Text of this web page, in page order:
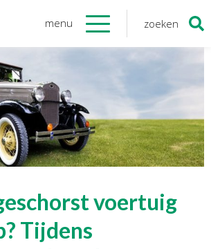
menu zoeken
voertuig
Tijdens